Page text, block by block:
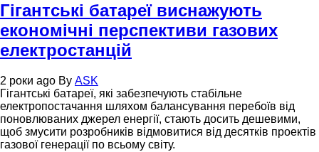
Гігантські батареї виснажують
економічні перспективи газових
електростанцій
2 роки ago By ASK
Гігантські батареї, які забезпечують стабільне
електропостачання шляхом балансування перебоїв від
поновлюваних джерел енергії, стають досить дешевими,
щоб змусити розробників відмовитися від десятків проектів
газової генерації по всьому світу.